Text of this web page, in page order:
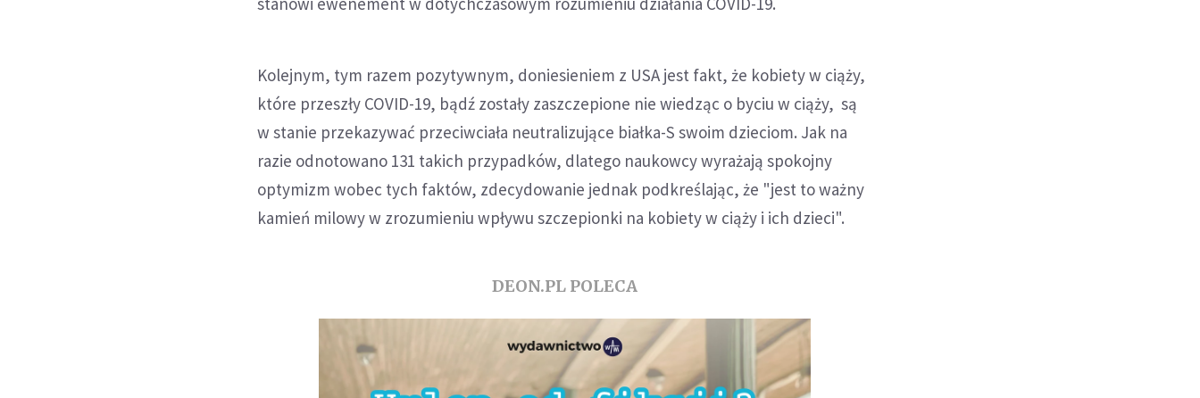
Kolejnym, tym razem pozytywnym, doniesieniem z USA jest fakt, że kobiety w ciąży,
które przeszły COVID-19, bądź zostały zaszczepione nie wiedząc o byciu w ciąży, są
w stanie przekazywać przeciwciała neutralizujące białka-S swoim dzieciom. Jak na
razie odnotowano 131 takich przypadków, dlatego naukowcy wyrażają spokojny
optymizm wobec tych faktów, zdecydowanie jednak podkreślając, że "jest to ważny
kamień milowy w zrozumieniu wpływu szczepionki na kobiety w ciąży i ich dzieci".
DEON.PL POLECA